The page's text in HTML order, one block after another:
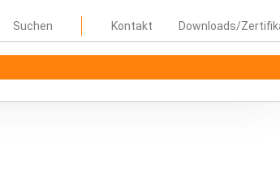
Suchen Kontakt Downloads/